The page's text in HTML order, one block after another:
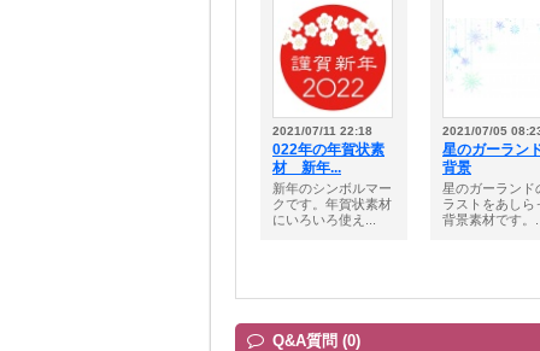
2021/07/11 22:18
022年の年賀状素
材 新年...
新年のシンボルマー
クです。年賀状素材
にいろいろ使え...
2021/07/05
星のガーラン
背景
星のガーランド
ラストをあしら
背景素材です。
Q&A質問 (0)